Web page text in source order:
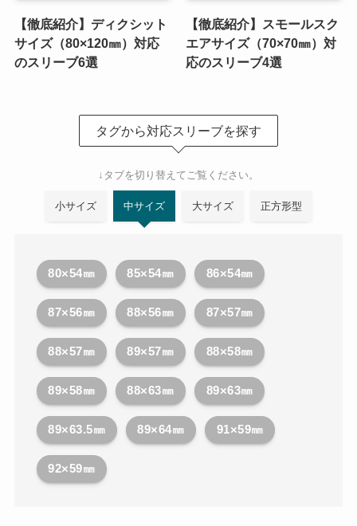
【徹底紹介】ディクシット
サイズ（80×120㎜）対応
のスリーブ6選
【徹底紹介】スモールスク
エアサイズ（70×70㎜）対
応のスリーブ4選
タグから対応スリーブを探す
↓タブを切り替えてご覧ください。
小サイズ 中サイズ 大サイズ 正方形型
80×54㎜ 85×54㎜ 86×54㎜
87×56㎜ 88×56㎜ 87×57㎜
88×57㎜ 89×57㎜ 88×58㎜
89×58㎜ 88×63㎜ 89×63㎜
89×63.5㎜ 89×64㎜ 91×59㎜
92×59㎜